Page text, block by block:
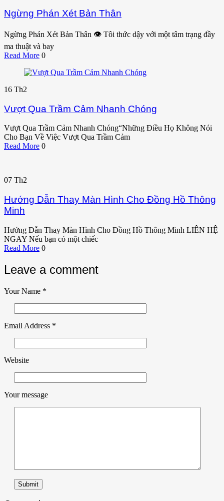
Ngừng Phán Xét Bản Thân
Ngừng Phán Xét Bản Thân 👁️ Tôi thức dậy với một tâm trạng đầy
ma thuật và bay
Read More 0
16 Th2
Vượt Qua Trầm Cảm Nhanh Chóng
Vượt Qua Trầm Cảm Nhanh Chóng“Những Điều Họ Không Nói
Cho Bạn Về Việc Vượt Qua Trầm Cảm
Read More 0
07 Th2
Hướng Dẫn Thay Màn Hình Cho Đồng Hồ Thông
Minh
Hướng Dẫn Thay Màn Hình Cho Đồng Hồ Thông Minh LIÊN HỆ
NGAY Nếu bạn có một chiếc
Read More 0
Leave a comment
Your Name *
Email Address *
Website
Your message
Submit